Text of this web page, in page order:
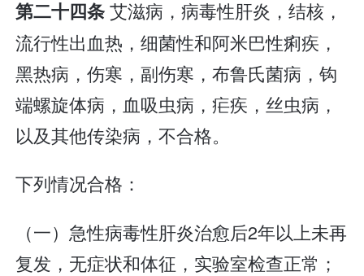
第二十四条艾滋病，病毒性肝炎，结核，
流行性出血热，细菌性和阿米巴性痢疾，
黑热病，伤寒，副伤寒，布鲁氏菌病，钩
端螺旋体病，血吸虫病，疟疾，丝虫病，
以及其他传染病，不合格。
下列情况合格：
（一）急性病毒性肝炎治愈后2年以上未再
复发，无症状和体征，实验室检查正常；